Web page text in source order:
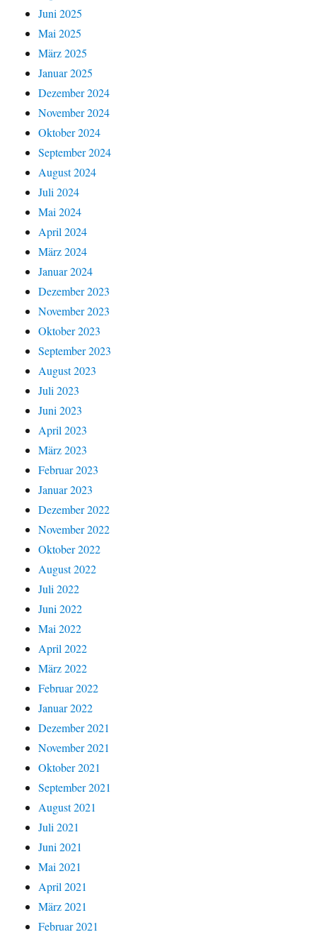
Juni 2025
Mai 2025
März 2025
Januar 2025
Dezember 2024
November 2024
Oktober 2024
September 2024
August 2024
Juli 2024
Mai 2024
April 2024
März 2024
Januar 2024
Dezember 2023
November 2023
Oktober 2023
September 2023
August 2023
Juli 2023
Juni 2023
April 2023
März 2023
Februar 2023
Januar 2023
Dezember 2022
November 2022
Oktober 2022
August 2022
Juli 2022
Juni 2022
Mai 2022
April 2022
März 2022
Februar 2022
Januar 2022
Dezember 2021
November 2021
Oktober 2021
September 2021
August 2021
Juli 2021
Juni 2021
Mai 2021
April 2021
März 2021
Februar 2021